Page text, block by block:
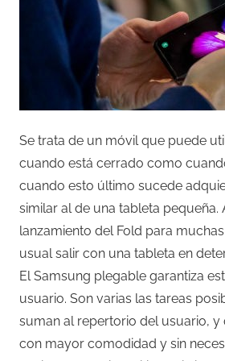
Se trata de un móvil que puede
cuando está cerrado como
cuando esto último sucede
similar al de una tableta pequeña.
lanzamiento del Fold para
usual salir con una tableta en
El Samsung plegable garantiza
usuario. Son varias las tareas
suman al repertorio del usuario, y
con mayor comodidad y sin